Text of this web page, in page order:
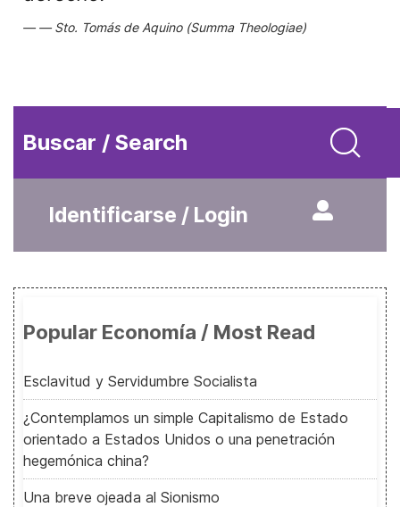
Sto. Tomás de Aquino (Summa Theologiae)
Buscar / Search
Identificarse / Login
Popular Economía / Most Read
Esclavitud y Servidumbre Socialista
¿Contemplamos un simple Capitalismo de Estado
orientado a Estados Unidos o una penetración
hegemónica china?
Una breve ojeada al Sionismo